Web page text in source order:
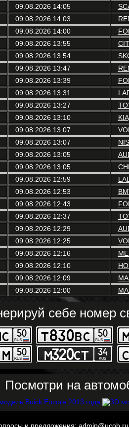
09.08.2026 14:05
09.08.2026 14:03
09.08.2026 14:00
09.08.2026 13:55
09.08.2026 13:54
09.08.2026 13:47
09.08.2026 13:39
09.08.2026 13:31
09.08.2026 13:27
09.08.2026 13:10 KIA
09.08.2026 13:07
09.08.2026 13:07
09.08.2026 13:05
09.08.2026 13:05
09.08.2026 12:59
09.08.2026 12:53
09.08.2026 12:43
09.08.2026 12:37
09.08.2026 12:29
09.08.2026 12:25
09.08.2026 12:16
09.08.2026 12:10
09.08.2026 12:09
09.08.2026 12:00
себе номер
Посмотри на